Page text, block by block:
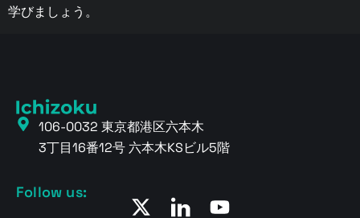
学びましょう。
106-0032 東京都港区六本木
3丁目16番12号 六本木KSビル5階
Follow us: